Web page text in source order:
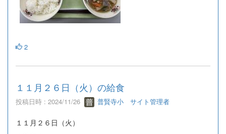
2
１１月２６日（火）の給食
投稿日時 : 2024/11/26 普賢寺小 サイト管理者
１１月２６日（火）